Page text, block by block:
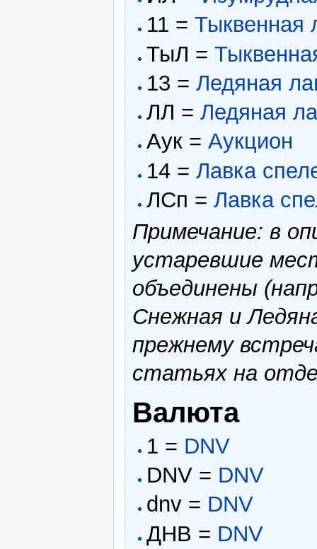
11 =Тыквенная
ТыЛ =
13 =Ледяная
ЛЛ =Ледяная
Аук =Аукцион
14 =Лавка
ЛСп =Лавка
Примечание: в
устаревшие
объединены
Снежная и
прежнему
статьях на
Валюта
1 = DNV
DNV = DNV
dnv = DNV
ДНВ = DNV